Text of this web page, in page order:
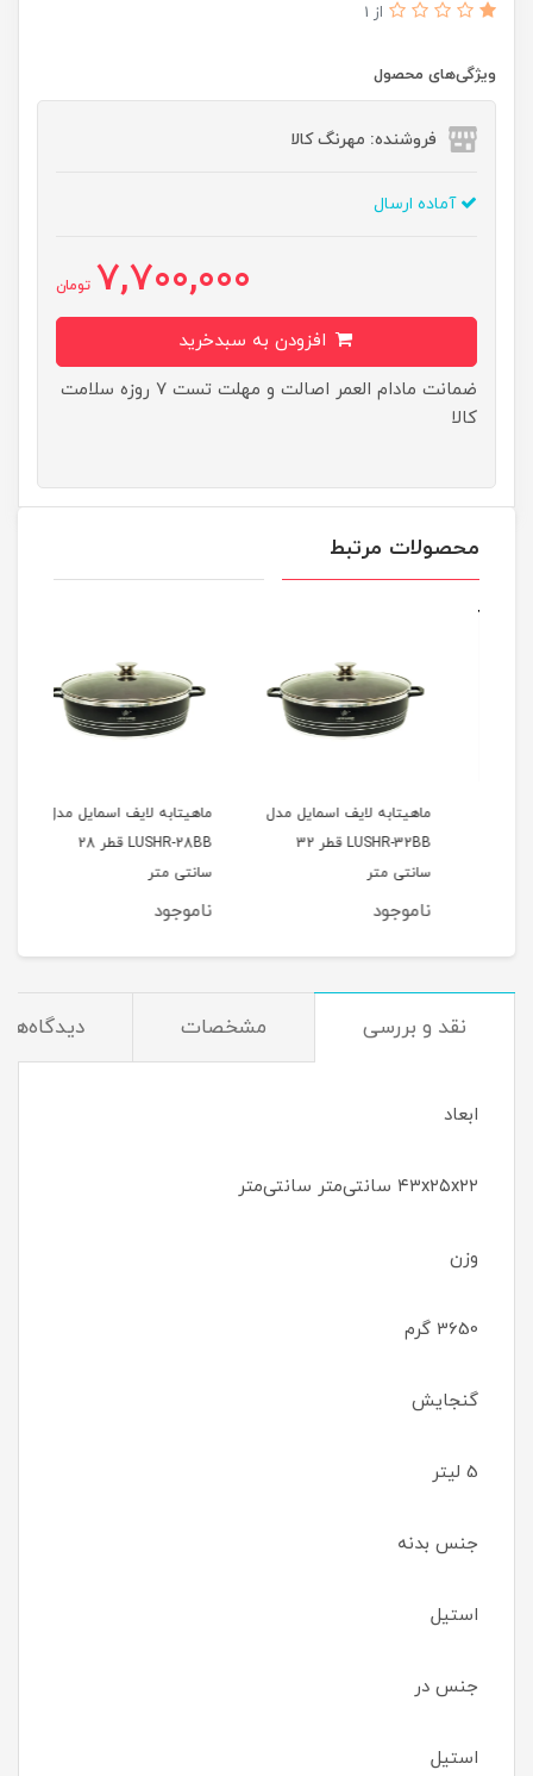
از 1
ویژگی‌های محصول
فروشنده: مهرنگ کالا
آماده ارسال
7,700,000 تومان
ضمانت مادام العمر اصالت و مهلت تست ۷ روزه سلامت
کالا
محصولات مرتبط
ماهیتابه لایف اسمایل مدل
LUSHR-32BB قطر 32
سانتی متر
ناموجود
ماهیتابه لایف اسمایل مدل
LUSHR-28BB قطر 28
سانتی متر
ناموجود
نقد و بررسی مشخصات دیدگاه‌ها
ابعاد
۴۳x۲۵x۲۲ سانتی‌متر سانتی‌متر
وزن
3650 گرم
گنجایش
5 لیتر
جنس بدنه
استیل
جنس در
استیل